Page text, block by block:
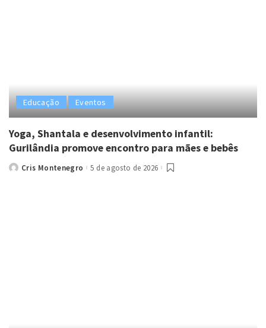
Educação Eventos
Yoga, Shantala e desenvolvimento infantil:
Gurilândia promove encontro para mães e bebês
PostedCris Montenegro 5 de agosto de 2026